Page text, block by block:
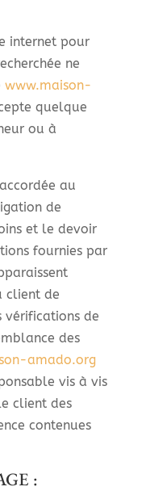
internet pour
ne
www.maison-
quelque
ou à
au
de
et le devoir
fournies par
client de
de
des
amado.org
vis à vis
client des
contenues
: